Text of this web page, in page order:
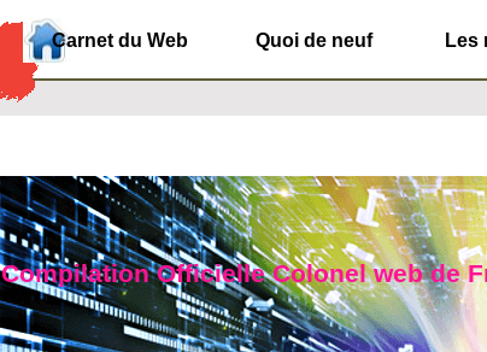
Carnet du Web Quoi de neuf Les
Compilation Officielle Colonel web de